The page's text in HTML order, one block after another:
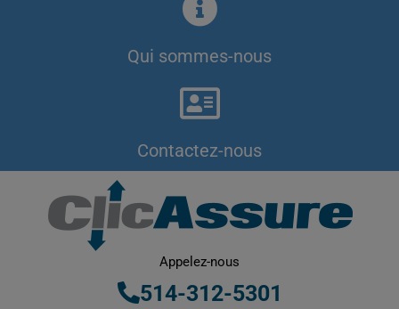
Qui sommes-nous
Contactez-nous
Appelez-nous
514-312-5301